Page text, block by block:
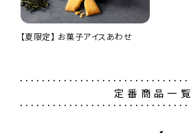
円（税込）
円（税込）
【夏限定】 お菓子アイスあわせ
定番商品一覧